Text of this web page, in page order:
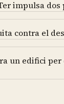
impulsa
contra el
un edifici